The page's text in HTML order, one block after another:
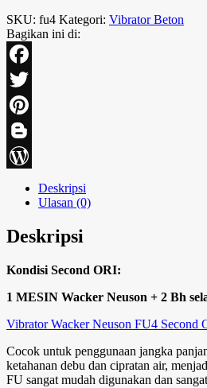
SKU: fu4 Kategori: Vibrator Beton
Bagikan ini di:
Facebook
Twitter
Pinterest
Blogger
WordPress
Deskripsi
Ulasan (0)
Deskripsi
Kondisi Second ORI:
1 MESIN Wacker Neuson + 2 Bh
Vibrator Wacker Neuson FU4 Second
Cocok untuk penggunaan jangka
ketahanan debu dan cipratan air,
FU sangat mudah digunakan dan